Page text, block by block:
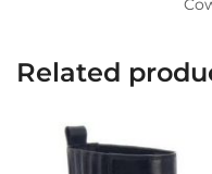
Related